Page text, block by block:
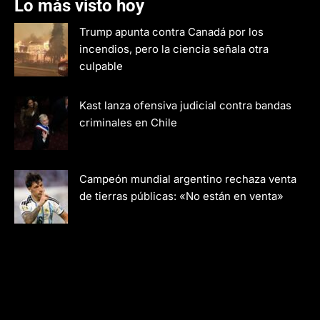
Lo más visto hoy
Trump apunta contra Canadá por los
incendios, pero la ciencia señala otra
culpable
Kast lanza ofensiva judicial contra bandas
criminales en Chile
Campeón mundial argentino rechaza venta
de tierras públicas: «No están en venta»